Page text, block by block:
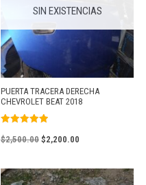
SIN EXISTENCIAS
PUERTA TRACERA DERECHA
CHEVROLET BEAT 2018
con
$2,500.00 $2,200.00